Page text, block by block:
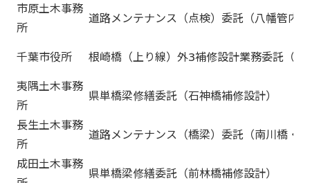
市原土木事務
所
道路メンテナンス（点検）委託（八幡管内
千葉市役所
根崎橋（上り線）外3補修設計業務委託（3-
夷隅土木事務
所
県単橋梁修繕委託（石神橋補修設計）
長生土木事務
所
道路メンテナンス（橋梁）委託（南川橋・
成田土木事務
県単橋梁修繕委託（前林橋補修設計）